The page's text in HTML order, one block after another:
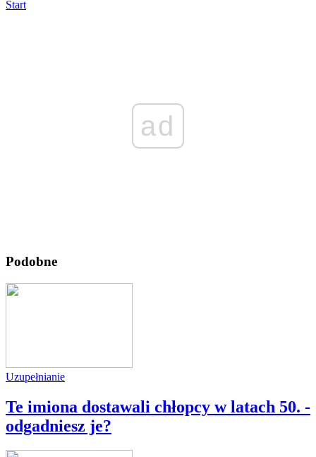
Start
ad
Podobne
Uzupełnianie
Te imiona dostawali chłopcy w latach 50. -
odgadniesz je?